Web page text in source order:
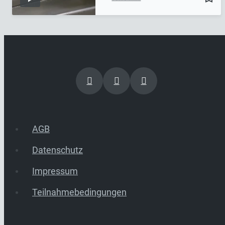
AGB
Datenschutz
Impressum
Teilnahmebedingungen